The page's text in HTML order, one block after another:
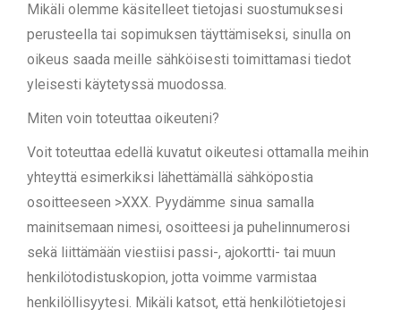
Mikäli olemme käsitelleet tietojasi suostumuksesi
perusteella tai sopimuksen täyttämiseksi, sinulla on
oikeus saada meille sähköisesti toimittamasi tiedot
yleisesti käytetyssä muodossa.
Miten voin toteuttaa oikeuteni?
Voit toteuttaa edellä kuvatut oikeutesi ottamalla meihin
yhteyttä esimerkiksi lähettämällä sähköpostia
osoitteeseen >XXX. Pyydämme sinua samalla
mainitsemaan nimesi, osoitteesi ja puhelinnumerosi
sekä liittämään viestiisi passi-, ajokortti- tai muun
henkilötodistuskopion, jotta voimme varmistaa
henkilöllisyytesi. Mikäli katsot, että henkilötietojesi